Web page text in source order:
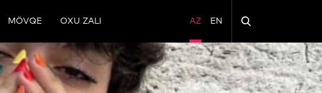
MÖVQE OXU ZALI AZ EN